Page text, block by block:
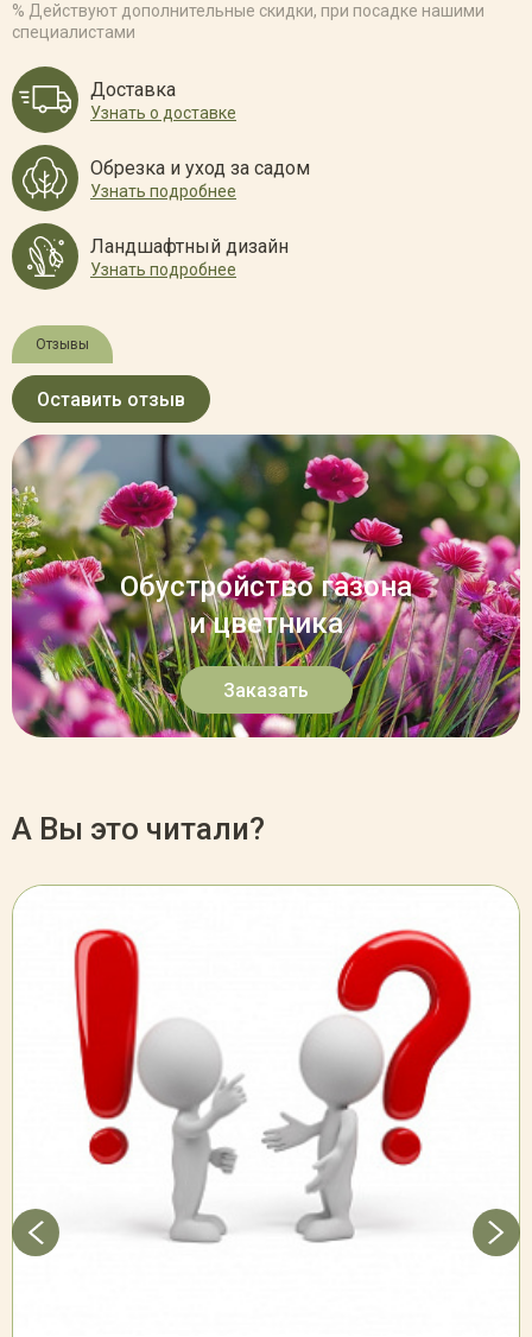
% Действуют дополнительные скидки, при посадке нашими
специалистами
Доставка
Узнать о доставке
Обрезка и уход за садом
Узнать подробнее
Ландшафтный дизайн
Узнать подробнее
Отзывы
Оставить отзыв
Обустройство газона
и цветника
Заказать
А Вы это читали?